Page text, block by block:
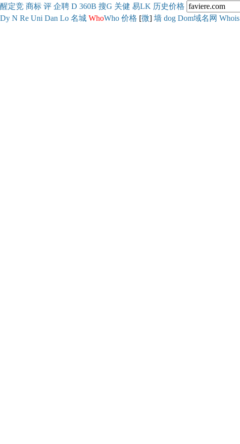
醒定竞 商标 评 企聘 D 360B 搜G 关健 易LK 历史价格
Dy N Re Uni Dan Lo 名城 WhoWho 价格 [微] 墙 dog Dom域名网 Whois